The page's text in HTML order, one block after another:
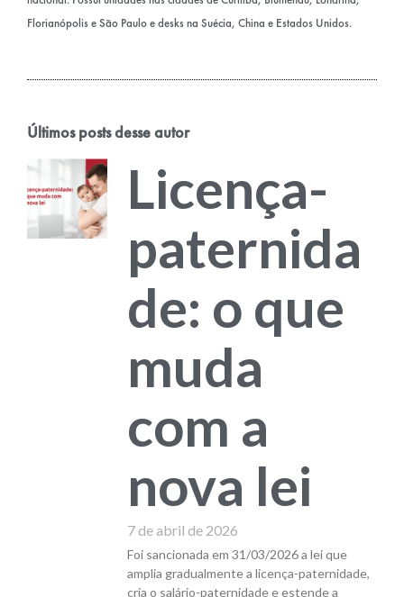
Florianópolis e São Paulo e desks na Suécia, China e Estados Unidos.
Últimos posts desse autor
Licença-
paternida
de: o que
muda
com a
nova lei
7 de abril de 2026
Foi sancionada em 31/03/2026 a lei que
amplia gradualmente a licença-paternidade,
cria o salário-paternidade e estende a